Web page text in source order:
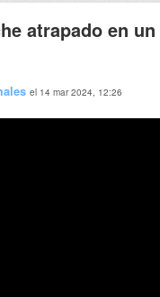
atrapado en
el 14 mar 2024, 12:26